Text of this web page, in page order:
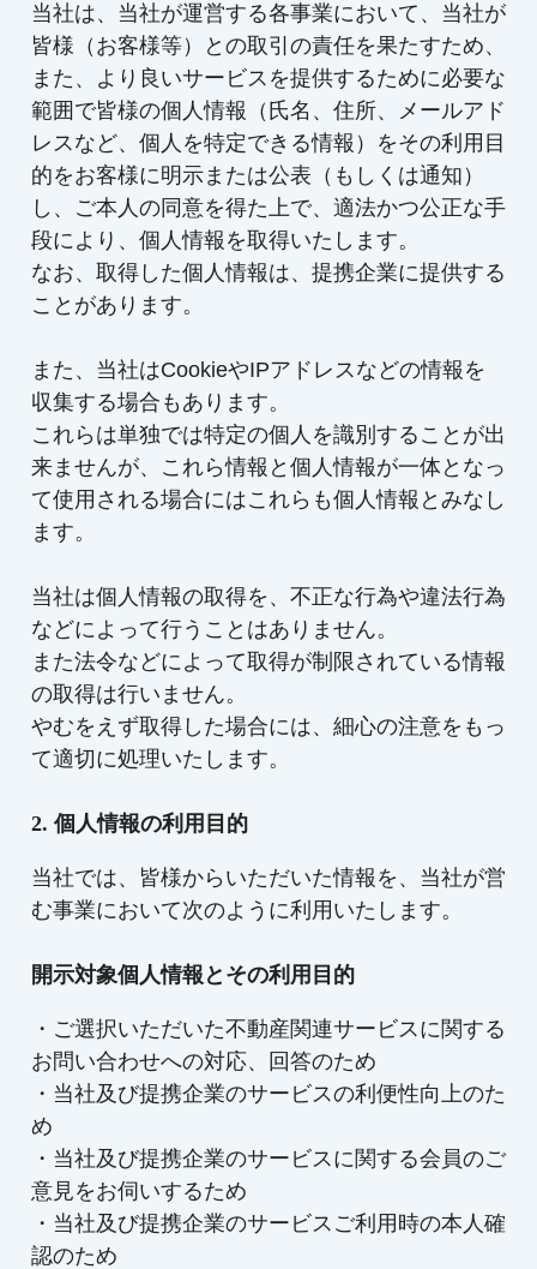
当社は、当社が運営する各事業において、当社が
皆様（お客様等）との取引の責任を果たすため、
また、より良いサービスを提供するために必要な
範囲で皆様の個人情報（氏名、住所、メールアド
レスなど、個人を特定できる情報）をその利用目
的をお客様に明示または公表（もしくは通知）
し、ご本人の同意を得た上で、適法かつ公正な手
段により、個人情報を取得いたします。
なお、取得した個人情報は、提携企業に提供する
ことがあります。
また、当社はCookieやIPアドレスなどの情報を
収集する場合もあります。
これらは単独では特定の個人を識別することが出
来ませんが、これら情報と個人情報が一体となっ
て使用される場合にはこれらも個人情報とみなし
ます。
当社は個人情報の取得を、不正な行為や違法行為
などによって行うことはありません。
また法令などによって取得が制限されている情報
の取得は行いません。
やむをえず取得した場合には、細心の注意をもっ
て適切に処理いたします。
2. 個人情報の利用目的
当社では、皆様からいただいた情報を、当社が営
む事業において次のように利用いたします。
開示対象個人情報とその利用目的
・ご選択いただいた不動産関連サービスに関する
お問い合わせへの対応、回答のため
・当社及び提携企業のサービスの利便性向上のた
め
・当社及び提携企業のサービスに関する会員のご
意見をお伺いするため
・当社及び提携企業のサービスご利用時の本人確
認のため